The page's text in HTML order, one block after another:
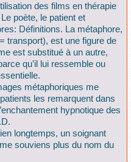
des films en thérapie
poète, le patient et
Définitions. La métaphore,
transport), est une figure de
est substitué à un autre,
qu’il lui ressemble ou
métaphoriques me
les remarquent dans
hypnotique des
longtemps, un soignant
souviens plus du nom du